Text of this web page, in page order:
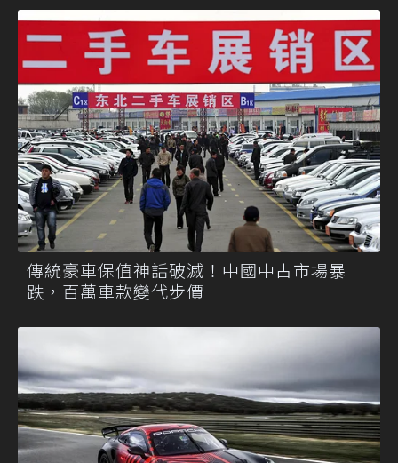
傳統豪車保值神話破滅！中國中古市場暴
跌，百萬車款變代步價